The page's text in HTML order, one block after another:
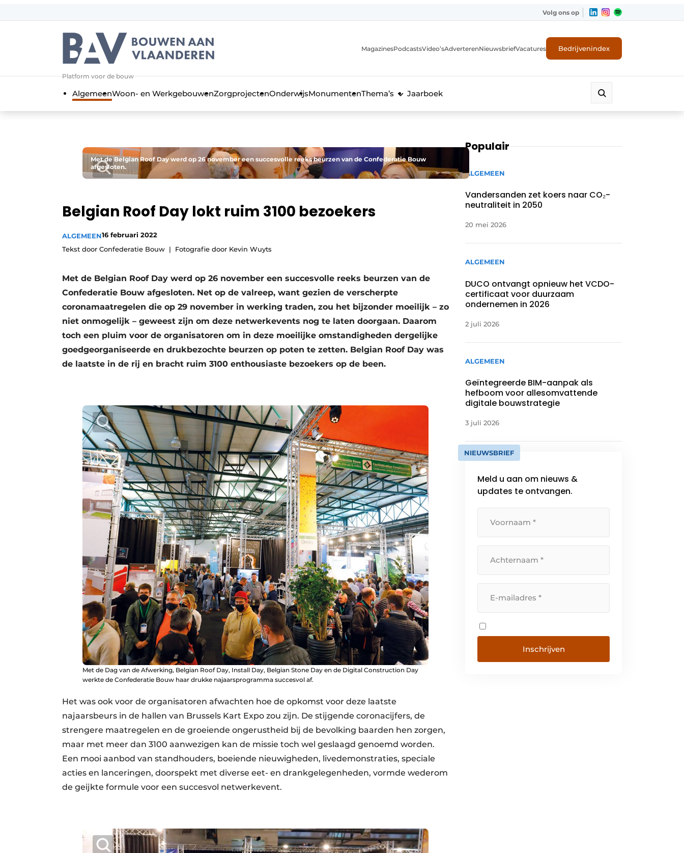
Aanmelden
Algemene voorwaarden
Bedrijven
Contact
Jaarboek
Meest gelezen
Podcasts
Privacy / Cookie statement
Vacature aanmelden
Video’s
Aanmelden
Bedrijven
Bedrijven
Contact
Volg ons op
Platform voor de bouw
MagazinesPodcastsVideo’sAdverterenNieuwsbriefVacatures Bedrijvenindex
AlgemeenWoon- en WerkgebouwenZorgprojectenOnderwijsMonumentenThema’s Jaarboek
Met de Belgian Roof Day werd op 26 november een succesvolle reeks beurzen van de Confederatie Bouw
afgesloten.
Belgian Roof Day lokt ruim 3100 bezoekers
ALGEMEEN16 februari 2022
Tekst door Confederatie Bouw
Fotografie door Kevin Wuyts
Met de Belgian Roof Day werd op 26 november een succesvolle reeks beurzen van de
Confederatie Bouw afgesloten. Net op de valreep, want gezien de verscherpte
coronamaatregelen die op 29 november in werking traden, zou het bijzonder moeilijk – zo
niet onmogelijk – geweest zijn om deze netwerkevents nog te laten doorgaan. Daarom
toch een pluim voor de organisatoren om in deze moeilijke omstandigheden dergelijke
goedgeorganiseerde en drukbezochte beurzen op poten te zetten. Belgian Roof Day was
de laatste in de rij en bracht ruim 3100 enthousiaste bezoekers op de been.
Met de Dag van de Afwerking, Belgian Roof Day, Install Day, Belgian Stone Day en de Digital Construction Day
werkte de Confederatie Bouw haar drukke najaarsprogramma succesvol af.
Het was ook voor de organisatoren afwachten hoe de opkomst voor deze laatste
najaarsbeurs in de hallen van Brussels Kart Expo zou zijn. De stijgende coronacijfers, de
strengere maatregelen en de groeiende ongerustheid bij de bevolking baarden hen zorgen,
maar met meer dan 3100 aanwezigen kan de missie toch wel geslaagd genoemd worden.
Een mooi aanbod van standhouders, boeiende nieuwigheden, livedemonstraties, speciale
acties en lanceringen, doorspekt met diverse eet- en drankgelegenheden, vormde wederom
de geijkte formule voor een succesvol netwerkevent.
Populair
ALGEMEEN
Vandersanden zet koers naar CO₂-
neutraliteit in 2050
20 mei 2026
ALGEMEEN
DUCO ontvangt opnieuw het VCDO-
certificaat voor duurzaam
ondernemen in 2026
2 juli 2026
ALGEMEEN
Geïntegreerde BIM-aanpak als
hefboom voor allesomvattende
digitale bouwstrategie
3 juli 2026
NIEUWSBRIEF
Meld u aan om nieuws &
updates te ontvangen.